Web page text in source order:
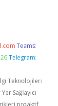
Teams:
Telegram:
Teknolojileri
Sağlayıcı
proaktif